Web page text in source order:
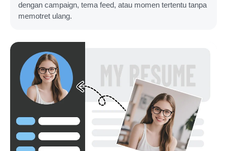
dengan campaign, tema feed, atau momen tertentu tanpa
memotret ulang.